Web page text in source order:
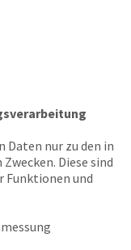
Daten nur zu den in
Diese sind
Funktionen und